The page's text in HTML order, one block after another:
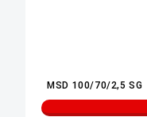
MSD 100/70/2,5 SG